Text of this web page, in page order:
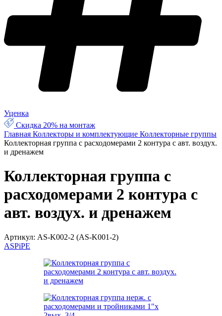
Уценка
Скидка 20% на монтаж
Главная Коллекторы и комплектующие Коллекторные группы
Коллекторная группа с расходомерами 2 контура с авт. воздух.
и дренажем
Коллекторная группа с
расходомерами 2 контура с
авт. воздух. и дренажем
Артикул: AS-K002-2 (AS-K001-2)
ASPiPE